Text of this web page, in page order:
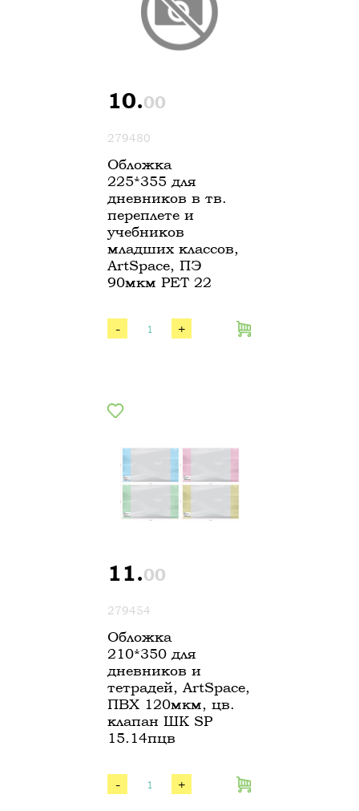
10.00
279480
Обложка
225*355 для
дневников в тв.
переплете и
учебников
младших классов,
ArtSpace, ПЭ
90мкм PET 22
- +
11.00
279454
Обложка
210*350 для
дневников и
тетрадей, ArtSpace,
ПВХ 120мкм, цв.
клапан ШК SP
15.14пцв
- +